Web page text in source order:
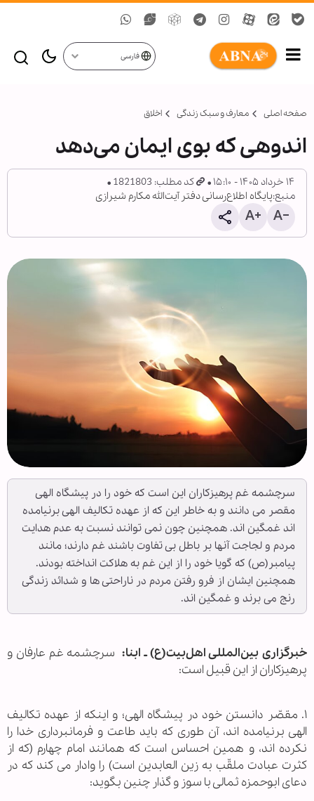
فارسی
صفحه اصلی معارف و سبک زندگی اخلاق
اندوهی که بوی ایمان می‌دهد
۱۴ خرداد ۱۴۰۵ - ۱۵:۱۰
کد مطلب: 1821803
منبع:پایگاه اطلاع‌رسانی دفتر آیت‌الله مکارم شیرازی
سرچشمه غم پرهیزکاران این است که خود را در پیشگاه الهی
مقصر می دانند و به خاطر این که از عهده تکالیف الهی برنیامده
اند غمگین اند. همچنین چون نمی توانند نسبت به عدم هدایت
مردم و لجاجت آنها بر باطل بی تفاوت باشند غم دارند؛ مانند
پیامبر(ص) که گویا خود را از این غم به هلاکت انداخته بودند.
همچنین ایشان از فرو رفتن مردم در ناراحتی ها و شدائد زندگی
رنج می برند و غمگین اند.
خبرگزاری بین‌المللی اهل‌بیت(ع) ـ ابنا: سرچشمه غم عارفان و
پرهیزکاران از این قبیل است:
۱. مقصّر دانستن خود در پیشگاه الهی؛ و اینکه از عهده تکالیف
الهی برنیامده اند، آن طوری که باید طاعت و فرمانبرداری خدا را
نکرده اند، و همین احساس است که همانند امام چهارم (که از
کثرت عبادت ملقّب به زین العابدین است) را وادار می کند که در
دعای ابوحمزه ثمالی با سوز و گذار چنین بگوید: